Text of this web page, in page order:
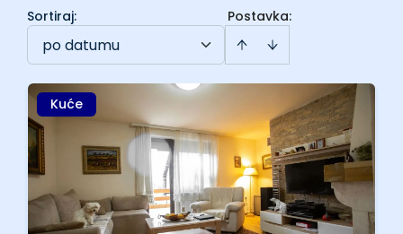
Postavka:
Sortiraj:
po datumu
Kuće